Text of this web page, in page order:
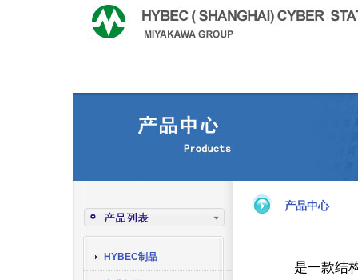
HYBEC制品
产品中心
是一款结